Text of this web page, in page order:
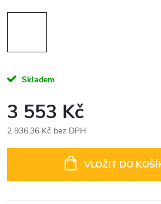
Skladem
3 553 Kč
2 936,36 Kč bez DPH
VLOŽIT DO